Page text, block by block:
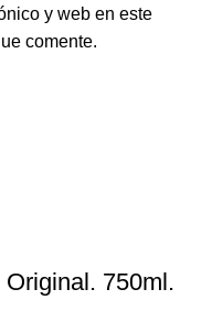
y web en este
comente.
750ml.